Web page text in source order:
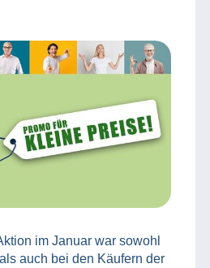
im Januar war sowohl
auch bei den Käufern der